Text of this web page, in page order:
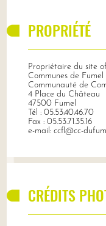
PROPRIÉTÉ
Propriétaire du site
Communes de
Communauté de
4 Place du Château
47500 Fumel
Tél : 05.53.40.46.70
Fax : 05.53.71.35.16
e-mail: ccfl@cc-
CRÉDITS